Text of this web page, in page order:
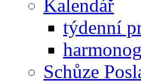
Kalendář
týdenní
Schůze